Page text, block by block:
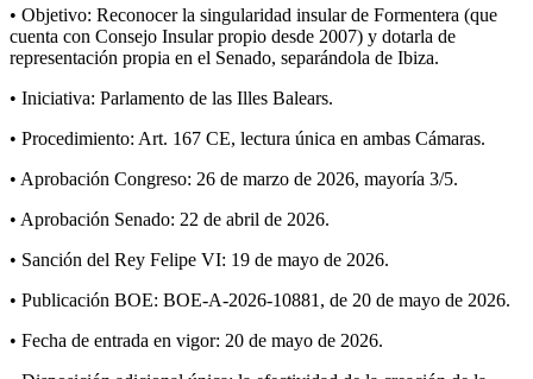
• Objetivo: Reconocer la singularidad insular de Formentera (que
cuenta con Consejo Insular propio desde 2007) y dotarla de
representación propia en el Senado, separándola de Ibiza.
• Iniciativa: Parlamento de las Illes Balears.
• Procedimiento: Art. 167 CE, lectura única en ambas Cámaras.
• Aprobación Congreso: 26 de marzo de 2026, mayoría 3/5.
• Aprobación Senado: 22 de abril de 2026.
• Sanción del Rey Felipe VI: 19 de mayo de 2026.
• Publicación BOE: BOE-A-2026-10881, de 20 de mayo de 2026.
• Fecha de entrada en vigor: 20 de mayo de 2026.